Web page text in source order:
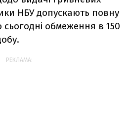
НБУ допускають повну
сьогодні обмеження в 150
РЕКЛАМА: